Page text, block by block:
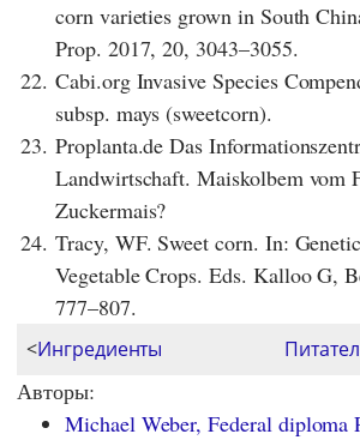
corn varieties grown in South
Prop. 2017, 20, 3043–3055.
22. Cabi.org Invasive Species
subsp. mays (sweetcorn).
23. Proplanta.de Das
Landwirtschaft. Maiskolbem vom
Zuckermais?
24. Tracy, WF. Sweet corn. In:
Vegetable Crops. Eds. Kalloo G,
777–807.
<Ингредиенты
Авторы:
Michael Weber, Federal diploma